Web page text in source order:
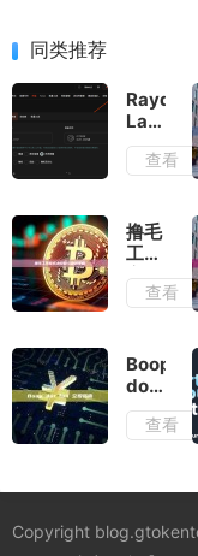
同类推荐
批量
交易
量｜
防夹
刷量
｜快
速安
延时
查看
撸毛
工作
室成
本控
策略
查看
Boop
dot
fun
空投
查看
Copyright